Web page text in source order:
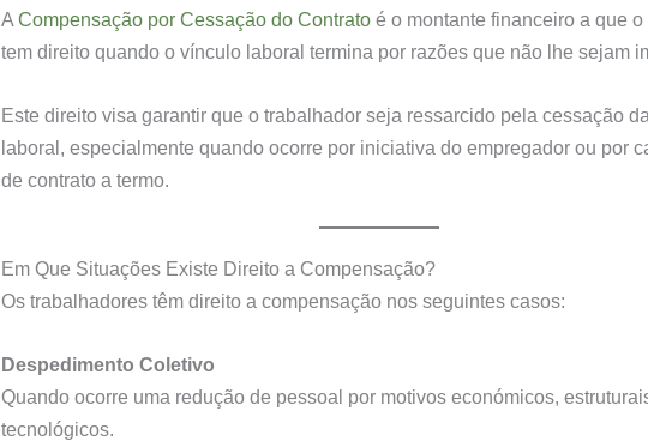
A Compensação por Cessação do Contrato é o montante financeiro a que
tem direito quando o vínculo laboral termina por razões que não lhe sejam
Este direito visa garantir que o trabalhador seja ressarcido pela cessação
laboral, especialmente quando ocorre por iniciativa do empregador ou por
de contrato a termo.
Em Que Situações Existe Direito a Compensação?
Os trabalhadores têm direito a compensação nos seguintes casos:
Despedimento Coletivo
Quando ocorre uma redução de pessoal por motivos económicos,
tecnológicos.